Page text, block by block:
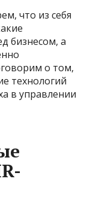
что из себя
бизнесом, а
о том,
технологий
в управлении